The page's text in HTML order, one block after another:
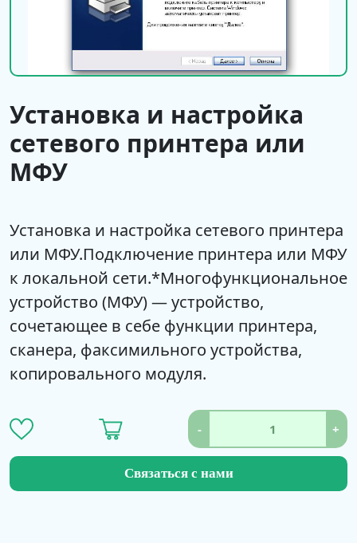
Установка и настройка
сетевого принтера или
МФУ
Установка и настройка сетевого принтера
или МФУ.Подключение принтера или МФУ
к локальной сети.*Многофункциональное
устройство (МФУ) — устройство,
сочетающее в себе функции принтера,
сканера, факсимильного устройства,
копировального модуля.
- +
Связаться с нами